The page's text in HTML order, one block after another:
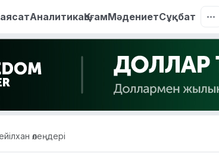
АналитикаҚоғамМәдениетСұқбат
өлеңдері